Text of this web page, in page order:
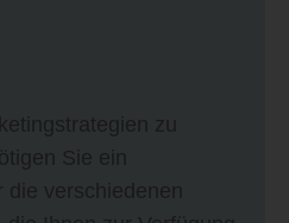
zu
Sie ein
die verschiedenen